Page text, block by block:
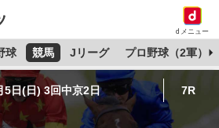
dメニュー
球 競馬 Jリーグ プロ野球（2軍）
5日(日) 3回中京2日 7R